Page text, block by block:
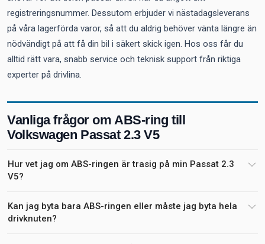
registreringsnummer. Dessutom erbjuder vi nästadagsleverans
på våra lagerförda varor, så att du aldrig behöver vänta längre än
nödvändigt på att få din bil i säkert skick igen. Hos oss får du
alltid rätt vara, snabb service och teknisk support från riktiga
experter på drivlina.
Vanliga frågor om ABS-ring till
Volkswagen Passat 2.3 V5
Hur vet jag om ABS-ringen är trasig på min Passat 2.3
V5?
Kan jag byta bara ABS-ringen eller måste jag byta hela
drivknuten?